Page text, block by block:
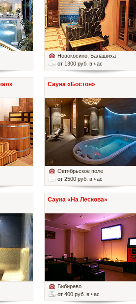
Новокосино , Балашиха
от 1300 руб. в час
Сауна «Бостон»
Октябрьское поле
от 2500 руб. в час
Сауна «На Лескова»
Бибирево
от 400 руб. в час